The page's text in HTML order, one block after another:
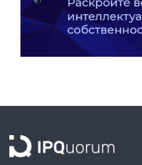
Образование
Издательское дело
Материалы партнеров
Artists / Художники.РФ
n'RIS